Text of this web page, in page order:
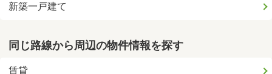
新築一戸建て
同じ路線から周辺の物件情報を探す
賃貸